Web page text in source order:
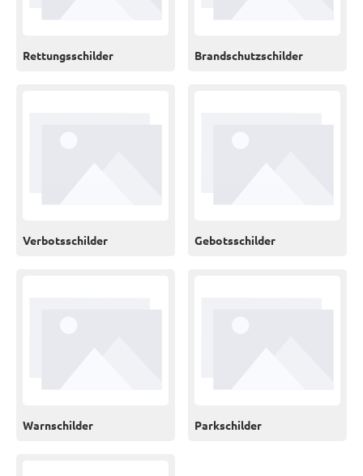
Rettungsschilder Brandschutzschilder
Verbotsschilder Gebotsschilder
Warnschilder Parkschilder